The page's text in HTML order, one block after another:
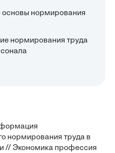
основы нормирования
нормирования труда
нормирования труда в
// Экономика профессия